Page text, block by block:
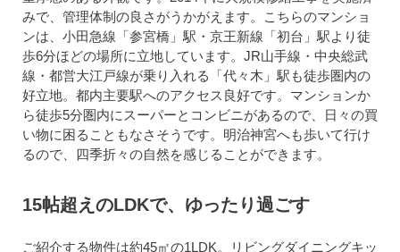
みで、管理体制の良さがうかがえます。こちらのマンショ
ンは、小田急線「参宮橋」駅・京王新線「初台」駅より徒
歩6分ほどの場所に立地しています。JR山手線・中央総武
線・都営大江戸線が乗り入れる「代々木」駅も徒歩圏内の
好立地。都内主要駅へのアクセス良好です。マンションか
ら徒歩5分圏内にスーパーとコンビニがあるので、日々の買
い物に困ることもなさそうです。明治神宮へも歩いて行け
るので、四季折々の自然を感じることができます。
15帖超えのLDKで、ゆったり過ごす
ご紹介する物件は約45㎡の1LDK。リビングダイニングキッ